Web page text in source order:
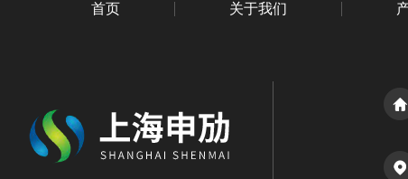
首页 关于我们